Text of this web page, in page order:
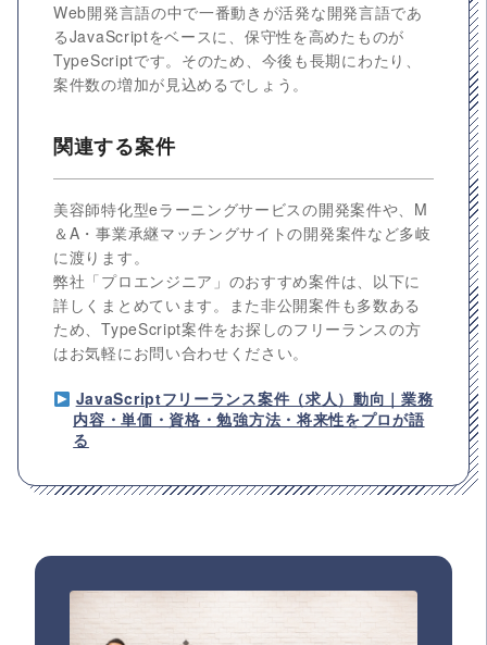
Web開発言語の中で一番動きが活発な開発言語であ
るJavaScriptをベースに、保守性を高めたものが
TypeScriptです。そのため、今後も長期にわたり、
案件数の増加が見込めるでしょう。
関連する案件
美容師特化型eラーニングサービスの開発案件や、M
＆A・事業承継マッチングサイトの開発案件など多岐
に渡ります。
弊社「プロエンジニア」のおすすめ案件は、以下に
詳しくまとめています。また非公開案件も多数ある
ため、TypeScript案件をお探しのフリーランスの方
はお気軽にお問い合わせください。
JavaScriptフリーランス案件（求人）動向｜業務
内容・単価・資格・勉強方法・将来性をプロが語
る